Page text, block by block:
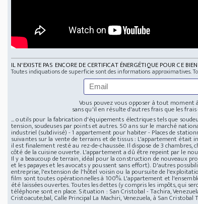
IL N'EXISTE PAS ENCORE DE CERTIFICAT ÉNERGÉTIQUE POUR CE
Toutes indiquations de superficie sont des informations approximatives.
Vous pouvez vous opposer à tout
sans qu'il en résulte d'autres frais que les
... outils pour la fabrication d'équipements électriques tels que
tension, soudeuses par points et autres. 50 ans sur le marché
industriel (subdivisé) - 1 appartement pour habiter - Places de
suivantes sur la vente de terrains et de tissus : L'appartement
il est finalement resté au rez-de-chaussée. Il dispose de 3
côté de la cuisine ouverte. L'appartement a dû être repeint par le
Il y a beaucoup de terrain, idéal pour la construction de nouveaux
et les papayes et les avocats y poussent sans effort). D'autres
entreprise, l'extension de l'hôtel voisin ou la poursuite de
film sont toutes opérationnelles à 100%. L'appartement et
été laissées ouvertes. Toutes les dettes (y compris les impôts, qui
téléphone sont en place. Situation : San Cristobal - Tachira,
Cristoacute;bal, Calle Principal La Machiri, Venezuela, à San Cristobal